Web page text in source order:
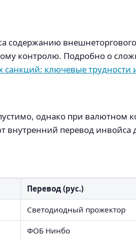
содержанию
контролю. Подробно о
санкций: ключевые трудности
однако при валютном
внутренний перевод инвойса
Перевод (рус.)
Светодиодный прожектор
ФОБ Нинбо